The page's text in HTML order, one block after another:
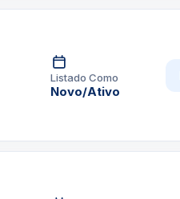
Listado Como
Novo/Ativo